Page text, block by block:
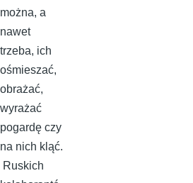
można, a
nawet
trzeba, ich
ośmieszać,
obrażać,
wyrażać
pogardę czy
na nich kląć.
Ruskich